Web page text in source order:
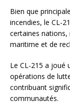
Bien que
incendies, le CL-
certaines
maritime et de
Le CL-215 a joué
opérations de
contribuant
communautés.